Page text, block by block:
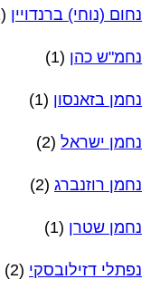
נחום (נוחי) ברנדויין (1)
נחמ"ש כהן (1)
נחמן בזאנסון (1)
נחמן ישראל (2)
נחמן רוזנברג (2)
נחמן שטרן (1)
נפתלי דזילובסקי (2)